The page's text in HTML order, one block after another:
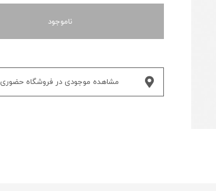
ناموجود
مشاهده موجودی در فروشگاه حضوری‌